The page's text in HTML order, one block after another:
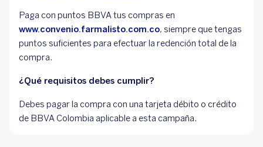
Paga con puntos BBVA tus compras en
www.convenio.farmalisto.com.co, siempre que tengas
puntos suficientes para efectuar la redención total de la
compra.
¿Qué requisitos debes cumplir?
Debes pagar la compra con una tarjeta débito o crédito
de BBVA Colombia aplicable a esta campaña.